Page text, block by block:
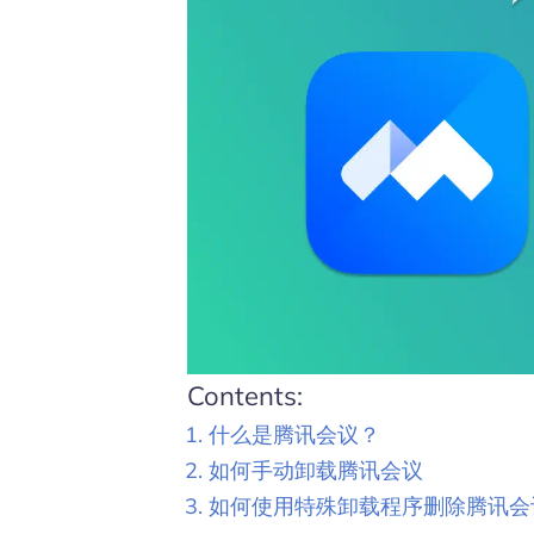
Contents:
什么是腾讯会议？
如何手动卸载腾讯会议
如何使用特殊卸载程序删除腾讯